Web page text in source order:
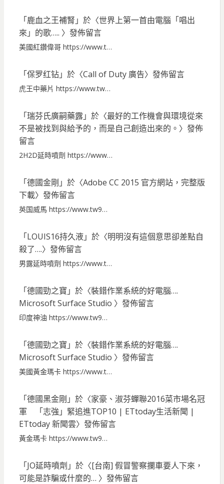
「鹿血之王補腎 」於〈世界上第一首由電腦「唱出
來」的歌….. 〉發佈留言
美國紅鑽偉哥 https://www.t…
「保罗红钻」於〈Call of Duty 廣告〉發佈留言
虎王中藥片 https://www.tw…
「瑞芬氏廣嗣藥露」於〈最好的工作機會與環境從來
不是被找到與給予的，而是自己創造出來的。 〉發佈
留言
2H2D延時噴劑 https://www…
「德國金剛 」於〈Adobe CC 2015 官方網站，完整版
下載〉發佈留言
英国威馬 https://www.tw9…
「LOUIS16持久液」於〈明明沒有這個意思卻差點自
殺了….〉發佈留言
男露延時噴劑 https://www.t…
「德國勁之寶 」於〈裝錯作業系統的好電腦….
Microsoft Surface Studio 〉發佈留言
印度神油 https://www.tw9…
「德國勁之寶 」於〈裝錯作業系統的好電腦….
Microsoft Surface Studio 〉發佈留言
美國黃金瑪卡 https://www.t…
「德國黑金剛 」於〈家豪、淑芬蟬聯2016菜市場名冠
軍 「志強」緊追進TOP10 | ETtoday生活新聞 |
ETtoday 新聞雲〉發佈留言
黃金瑪卡 https://www.tw9…
「JO延時噴劑 」於〈[台南] 假冒警察攔車要人下來，
可能是詐騙或什麼的… 〉發佈留言